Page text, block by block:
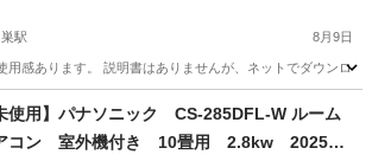
駅 8月9日
用感あります。 説明書はありませんが、ネットでダウンロ
ノ巣駅 キッチン家電
使用】パナソニック CS-285DFL-W ルーム
コン 室外機付き 10畳用 2.8kw 2025年